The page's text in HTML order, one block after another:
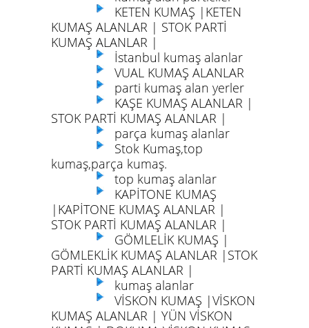
KETEN KUMAŞ |KETEN
KUMAŞ ALANLAR | STOK PARTİ
KUMAŞ ALANLAR |
İstanbul kumaş alanlar
VUAL KUMAŞ ALANLAR
parti kumaş alan yerler
KAŞE KUMAŞ ALANLAR |
STOK PARTİ KUMAŞ ALANLAR |
parça kumaş alanlar
Stok Kumaş,top
kumaş,parça kumaş.
top kumaş alanlar
KAPİTONE KUMAŞ
|KAPİTONE KUMAŞ ALANLAR |
STOK PARTİ KUMAŞ ALANLAR |
GÖMLELİK KUMAŞ |
GÖMLEKLİK KUMAŞ ALANLAR |STOK
PARTİ KUMAŞ ALANLAR |
kumaş alanlar
VİSKON KUMAŞ |VİSKON
KUMAŞ ALANLAR | YÜN VİSKON